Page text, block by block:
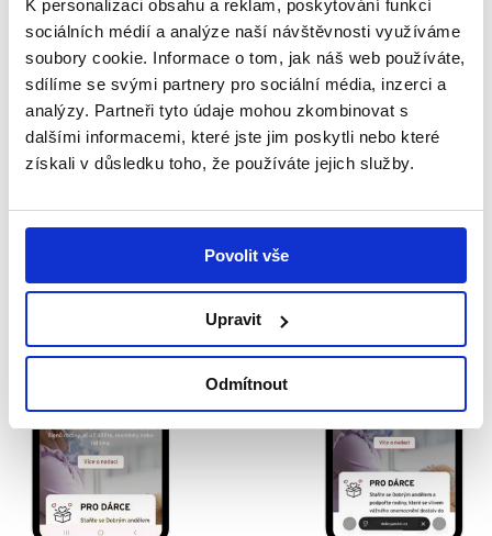
K personalizaci obsahu a reklam, poskytování funkcí
sociálních médií a analýze naší návštěvnosti využíváme
soubory cookie. Informace o tom, jak náš web používáte,
sdílíme se svými partnery pro sociální média, inzerci a
analýzy. Partneři tyto údaje mohou zkombinovat s
dalšími informacemi, které jste jim poskytli nebo které
získali v důsledku toho, že používáte jejich služby.
Povolit vše
Upravit
Odmítnout
Andělské oslavy
Krásné počasí láká nejen k pobytu venku, ale i k
oslavám. Ať už plánujete malou (nebo větší 🥳)
párty a...
Číst více
Novinky z nadace